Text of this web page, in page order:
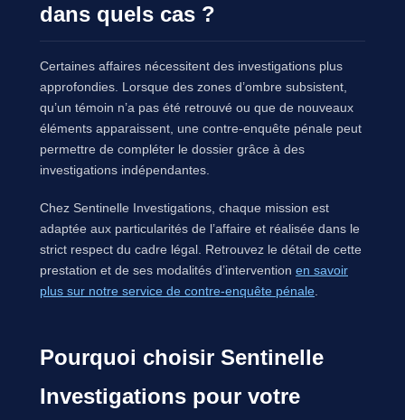
dans quels cas ?
Certaines affaires nécessitent des investigations plus
approfondies. Lorsque des zones d’ombre subsistent,
qu’un témoin n’a pas été retrouvé ou que de nouveaux
éléments apparaissent, une contre-enquête pénale peut
permettre de compléter le dossier grâce à des
investigations indépendantes.
Chez Sentinelle Investigations, chaque mission est
adaptée aux particularités de l’affaire et réalisée dans le
strict respect du cadre légal. Retrouvez le détail de cette
prestation et de ses modalités d’intervention en savoir
plus sur notre service de contre-enquête pénale
Pourquoi choisir Sentinelle
Investigations pour votre